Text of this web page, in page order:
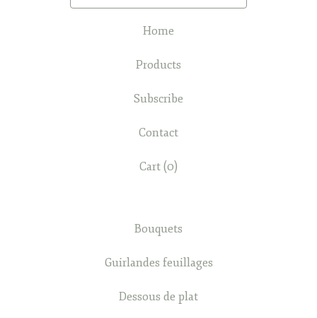
Home
Products
Subscribe
Contact
Cart (0)
Bouquets
Guirlandes feuillages
Dessous de plat